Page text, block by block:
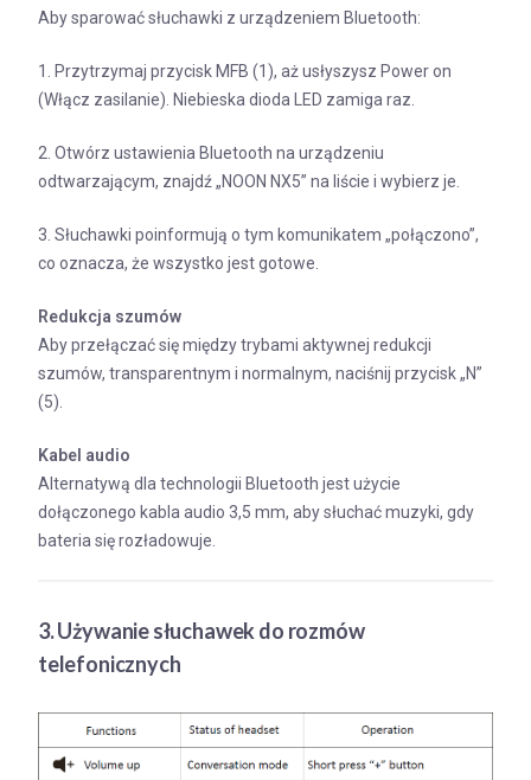
Aby sparować słuchawki z urządzeniem Bluetooth:
1. Przytrzymaj przycisk MFB (1), aż usłyszysz Power on
(Włącz zasilanie). Niebieska dioda LED zamiga raz.
2. Otwórz ustawienia Bluetooth na urządzeniu
odtwarzającym, znajdź „NOON NX5” na liście i wybierz je.
3. Słuchawki poinformują o tym komunikatem „połączono”,
co oznacza, że wszystko jest gotowe.
Redukcja szumów
Aby przełączać się między trybami aktywnej redukcji
szumów, transparentnym i normalnym, naciśnij przycisk „N”
(5).
Kabel audio
Alternatywą dla technologii Bluetooth jest użycie
dołączonego kabla audio 3,5 mm, aby słuchać muzyki, gdy
bateria się rozładowuje.
3. Używanie słuchawek do rozmów
telefonicznych